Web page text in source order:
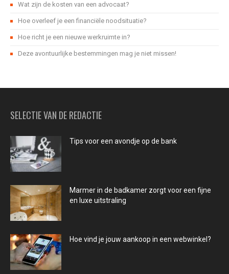
Wat zijn de kosten van een advocaat?
Hoe overleef je een financiële noodsituatie?
Hoe richt je een nieuwe werkruimte in?
Deze avontuurlijke bestemmingen mag je niet missen!
SELECTIE VAN DE REDACTIE
Tips voor een avondje op de bank
Marmer in de badkamer zorgt voor een fijne
en luxe uitstraling
Hoe vind je jouw aankoop in een webwinkel?